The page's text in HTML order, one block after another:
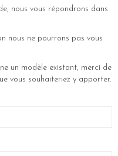
bijoux de cheveux qui feront
viendront apporter la touche
nous vous répondrons dans
nous ne pourrons pas vous
un modèle existant, merci de
vous souhaiteriez y apporter.